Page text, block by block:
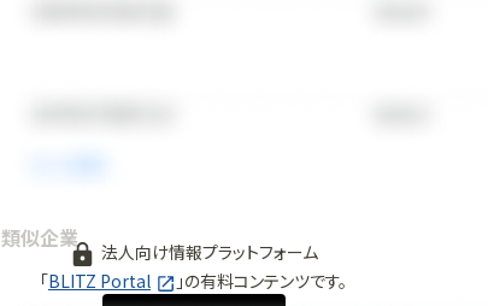
法人向け情報プラットフォーム
「BLITZ Portal 」の有料コンテンツです。
類似企業